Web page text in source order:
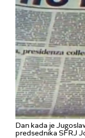
Dan kada je
predsednika SFRJ